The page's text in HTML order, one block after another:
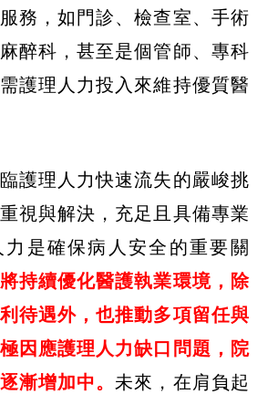
務，如門診、檢查室、手術
醉科，甚至是個管師、專科
護理人力投入來維持優質醫
護理人力快速流失的嚴峻挑
視與解決，充足且具備專業
是確保病人安全的重要關
持續優化醫護執業環境，除
待遇外，也推動多項留任與
因應護理人力缺口問題，院
漸增加中。未來，在肩負起